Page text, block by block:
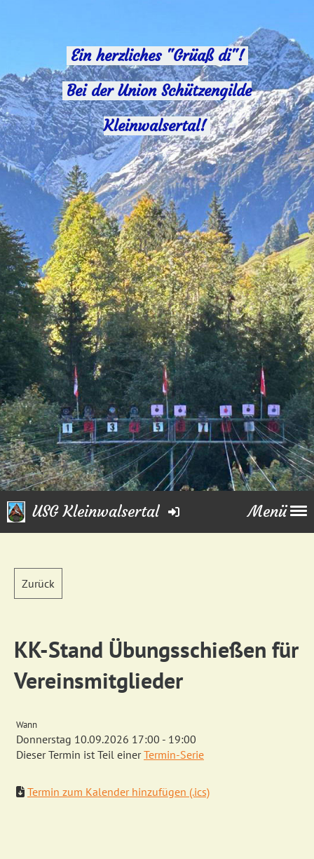
Ein herzliches "Grüaß di"!
Bei der Union Schützengilde
Kleinwalsertal!
Menü
USG Kleinwalsertal
Zurück
KK-Stand Übungsschießen für
Vereinsmitglieder
Wann
Donnerstag 10.09.2026 17:00 - 19:00
Dieser Termin ist Teil einerTermin-Serie
Termin zum Kalender hinzufügen (.ics)